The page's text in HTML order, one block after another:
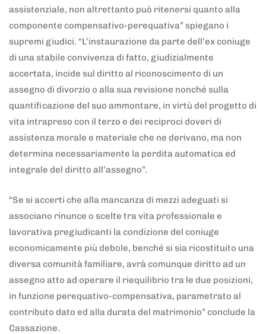
assistenziale, non altrettanto può ritenersi quanto alla
componente compensativo-perequativa” spiegano i
supremi giudici. “L’instaurazione da parte dell’ex coniuge
di una stabile convivenza di fatto, giudizialmente
accertata, incide sul diritto al riconoscimento di un
assegno di divorzio o alla sua revisione nonché sulla
quantificazione del suo ammontare, in virtù del progetto di
vita intrapreso con il terzo e dei reciproci doveri di
assistenza morale e materiale che ne derivano, ma non
determina necessariamente la perdita automatica ed
integrale del diritto all’assegno”.
“Se si accerti che alla mancanza di mezzi adeguati si
associano rinunce o scelte tra vita professionale e
lavorativa pregiudicanti la condizione del coniuge
economicamente più debole, benché si sia ricostituito una
diversa comunità familiare, avrà comunque diritto ad un
assegno atto ad operare il riequilibrio tra le due posizioni,
in funzione perequativo-compensativa, parametrato al
contributo dato ed alla durata del matrimonio” conclude la
Cassazione.